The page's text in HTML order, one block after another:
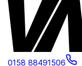
0158 88491506